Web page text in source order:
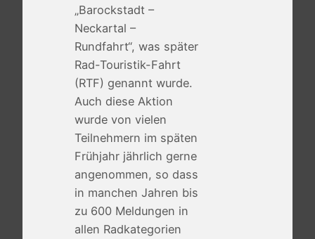
„Barockstadt –
Neckartal –
Rundfahrt“, was später
Rad-Touristik-Fahrt
(RTF) genannt wurde.
Auch diese Aktion
wurde von vielen
Teilnehmern im späten
Frühjahr jährlich gerne
angenommen, so dass
in manchen Jahren bis
zu 600 Meldungen in
allen Radkategorien